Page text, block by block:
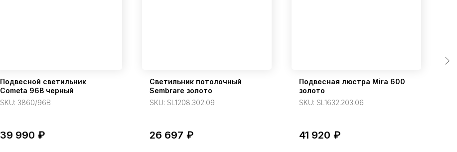
Подвесной светильник
Cometa 96B черный
SKU: 3860/96B
39 990 ₽
Светильник потолочный
Sembrare золото
SKU: SL1208.302.09
26 697 ₽
Подвесная люстра Mira 600
золото
SKU: SL1632.203.06
41 920 ₽